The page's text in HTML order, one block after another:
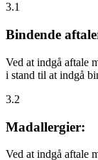
3.1
Bindende
Ved at indgå aftale
i stand til at indgå
3.2
Madallergier:
Ved at indgå aftale